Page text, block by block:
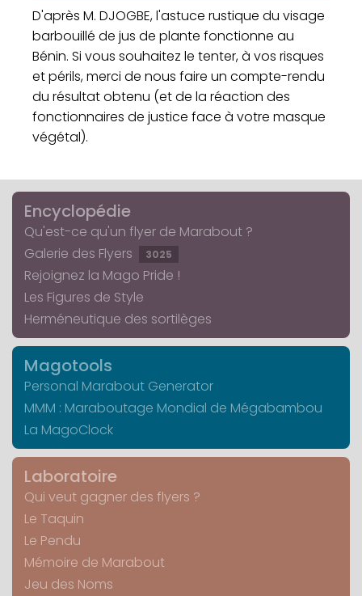
D'après M. DJOGBE, l'astuce rustique du visage
barbouillé de jus de plante fonctionne au
Bénin. Si vous souhaitez le tenter, à vos risques
et périls, merci de nous faire un compte-rendu
du résultat obtenu (et de la réaction des
fonctionnaires de justice face à votre masque
végétal).
Encyclopédie
Qu'est-ce qu'un flyer de Marabout ?
Galerie des Flyers
3025
Rejoignez la Mago Pride !
Les Figures de Style
Herméneutique des sortilèges
Magotools
Personal Marabout Generator
MMM : Maraboutage Mondial de Mégabambou
La MagoClock
Laboratoire
Qui veut gagner des flyers ?
Le Taquin
Le Pendu
Mémoire de Marabout
Jeu des Noms